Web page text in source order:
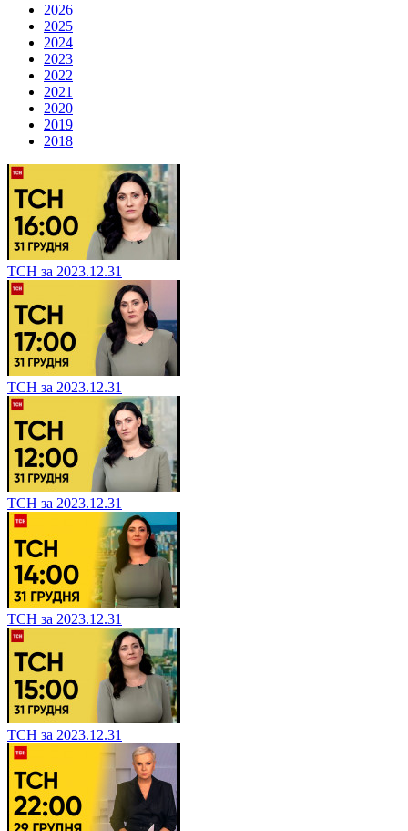
2026
2025
2024
2023
2022
2021
2020
2019
2018
ТСН за 2023.12.31
ТСН за 2023.12.31
ТСН за 2023.12.31
ТСН за 2023.12.31
ТСН за 2023.12.31